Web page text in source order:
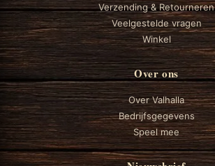
Verzending & Retourneren
Veelgestelde vragen
Winkel
Over ons
Over Valhalla
Bedrijfsgegevens
Speel mee